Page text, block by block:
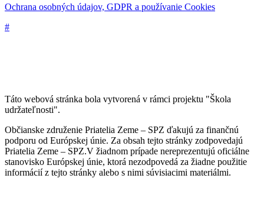
Ochrana osobných údajov, GDPR a používanie Cookies
#
Táto webová stránka bola vytvorená v rámci projektu "Škola
udržateľnosti".
Občianske združenie Priatelia Zeme – SPZ ďakujú za finančnú
podporu od Európskej únie. Za obsah tejto stránky zodpovedajú
Priatelia Zeme – SPZ.V žiadnom prípade nereprezentujú oficiálne
stanovisko Európskej únie, ktorá nezodpovedá za žiadne použitie
informácií z tejto stránky alebo s nimi súvisiacimi materiálmi.